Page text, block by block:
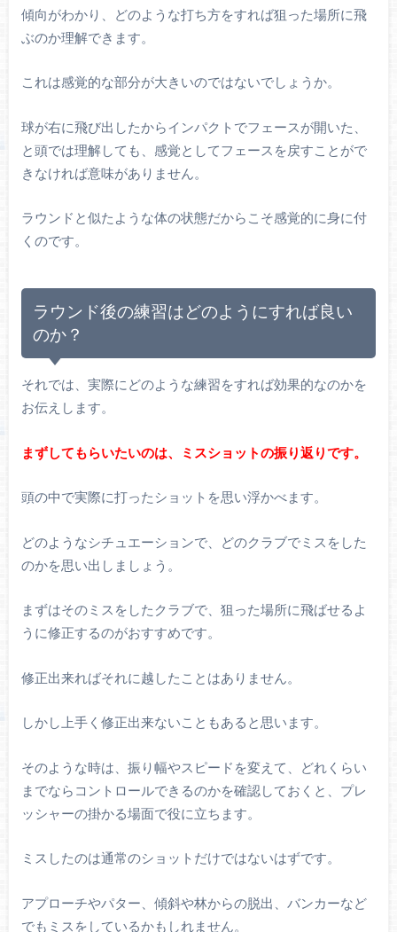
傾向がわかり、どのような打ち方をすれば狙った場所に飛
ぶのか理解できます。
これは感覚的な部分が大きいのではないでしょうか。
球が右に飛び出したからインパクトでフェースが開いた、
と頭では理解しても、感覚としてフェースを戻すことがで
きなければ意味がありません。
ラウンドと似たような体の状態だからこそ感覚的に身に付
くのです。
ラウンド後の練習はどのようにすれば良い
のか？
それでは、実際にどのような練習をすれば効果的なのかを
お伝えします。
まずしてもらいたいのは、ミスショットの振り返りです。
頭の中で実際に打ったショットを思い浮かべます。
どのようなシチュエーションで、どのクラブでミスをした
のかを思い出しましょう。
まずはそのミスをしたクラブで、狙った場所に飛ばせるよ
うに修正するのがおすすめです。
修正出来ればそれに越したことはありません。
しかし上手く修正出来ないこともあると思います。
そのような時は、振り幅やスピードを変えて、どれくらい
までならコントロールできるのかを確認しておくと、プレ
ッシャーの掛かる場面で役に立ちます。
ミスしたのは通常のショットだけではないはずです。
アプローチやパター、傾斜や林からの脱出、バンカーなど
でもミスをしているかもしれません。